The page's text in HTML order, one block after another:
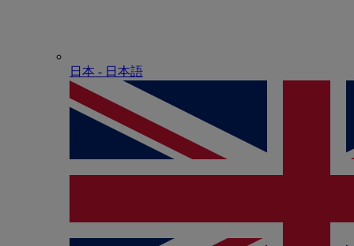
日本 - ⽇本語